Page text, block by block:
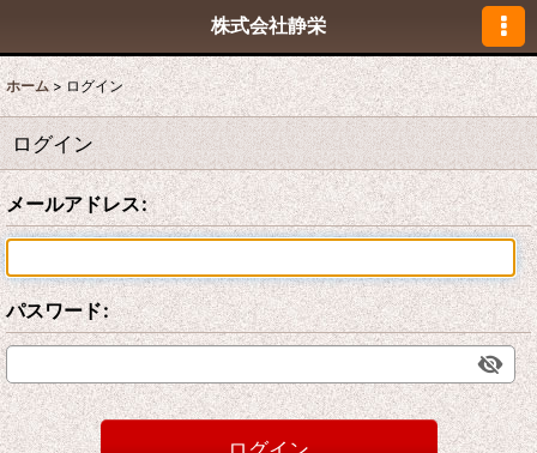
株式会社静栄
ホーム > ログイン
ログイン
メールアドレス:
パスワード: